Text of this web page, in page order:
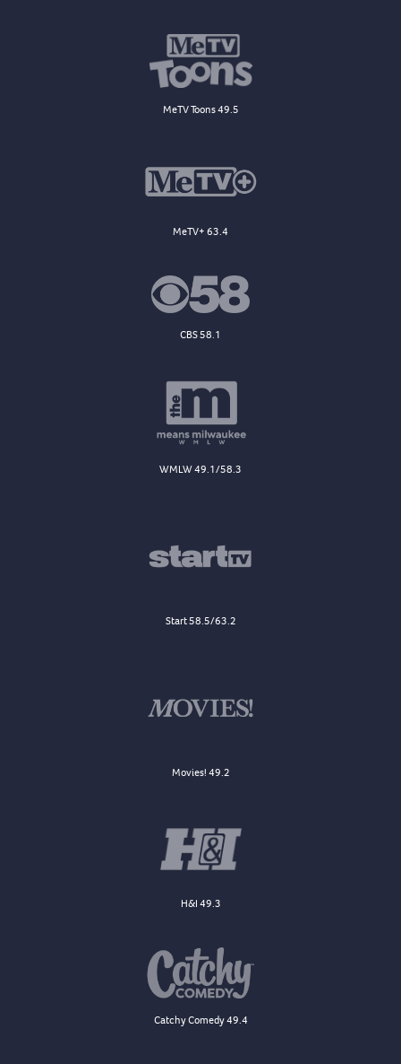
MeTV Toons 49.5
MeTV+ 63.4
CBS 58.1
WMLW 49.1/58.3
Start 58.5/63.2
Movies! 49.2
H&I 49.3
Catchy Comedy 49.4